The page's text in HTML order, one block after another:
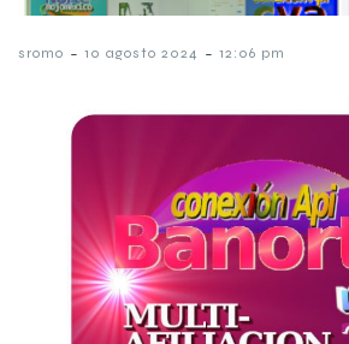
sromo - 10 agosto 2024 - 12:06 pm